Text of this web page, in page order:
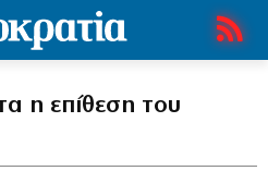
η επίθεση του